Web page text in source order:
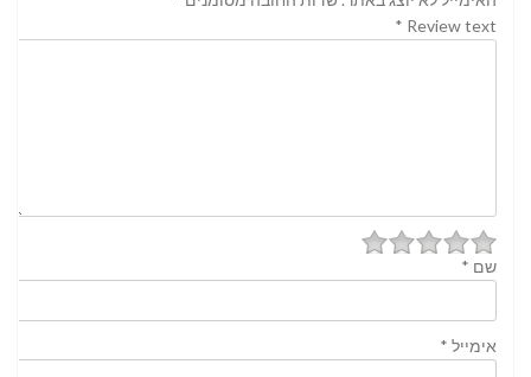
Review text
*
שם *
אימייל *